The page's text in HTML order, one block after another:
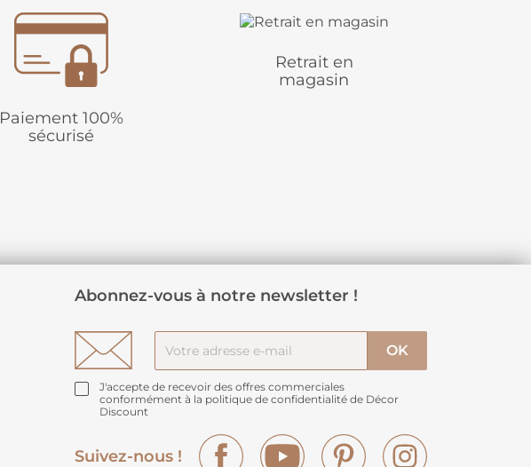
Paiement 100%
sécurisé
Retrait en
magasin
Abonnez-vous à notre newsletter !
J'accepte de recevoir des offres commerciales
conformément à la politique de confidentialité de Décor
Discount
Suivez-nous !
Facebook YouTube Pinterest